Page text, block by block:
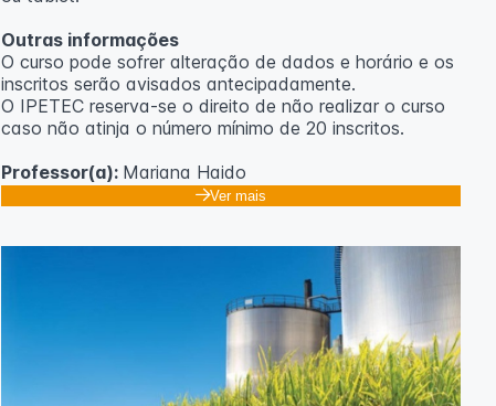
Outras informações
O curso pode sofrer alteração de dados e horário e os
inscritos serão avisados ​​antecipadamente.
O IPETEC reserva-se o direito de não realizar o curso
caso não atinja o número mínimo de 20 inscritos.
Professor(a): Mariana Haido
Ver mais